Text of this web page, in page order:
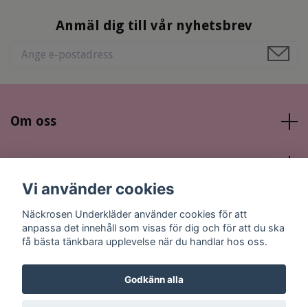
Anmäl dig till vår nyhetsbrev
Om oss
Sociala medier
Vi använder cookies
Näckrosen Underkläder använder cookies för att
anpassa det innehåll som visas för dig och för att du ska
få bästa tänkbara upplevelse när du handlar hos oss.
Godkänn alla